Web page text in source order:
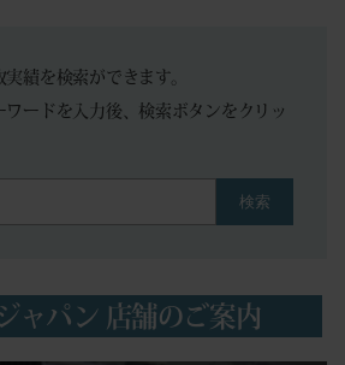
績を検索ができます。
ワードを入力後、検索ボタンをクリッ
検索
ャパン 店舗のご案内